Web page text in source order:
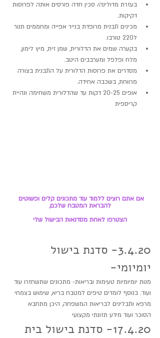
בעזרת מדולינה/ סכין חדה פורסים אותה לפרוסות
דקיקות.
מכינים תבנית מרופדת בנייר אפייה ומחממים תנור
ל220 טורבו.
בקערה שמים את הדלורית, שמן זית, מיץ לימון,
מלח ופלפל ומערבבים היטב.
מסדרים את פרוסות הדלורית על התבנית בצורה
מרווחת, בשכבה אחידה.
אופים 20-25 דקות עד שהדלורית משחימה ונהיית
קריספית
אם אתם רוצים ללמוד עוד מתכונים קלים ופשוטים
להבראת המטבח שלכם,
הצטרפו לאחת מסדנאות הבישול שלי
3.4.20- סדנת בישול
יומיומי-
מנות יומיומיות טעימות ובריאות- מתכונים שתשחזרו עוד
ועוד. בנוסף לומדים טיפים למטבח בריא, שימוש בצמחי
מרפא ותבלינים לבריאות המשפחה, היכן מתחבא
הסוכר ועוד מידע תזונתי מקצועי
17.4.20- סדנת בישול בית